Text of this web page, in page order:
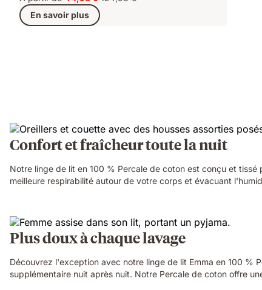
Prix
74,98 €
Prix
En savoir plus
Confort et fraîcheur toute la nuit
Notre linge de lit en 100 % Percale de coton est conçu et
meilleure respirabilité autour de votre corps et évacuant
Plus doux à chaque lavage
Découvrez l'exception avec notre linge de lit Emma en 100 %
supplémentaire nuit après nuit. Notre Percale de coton offre